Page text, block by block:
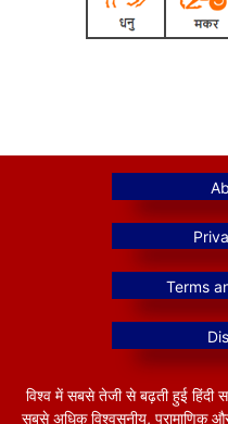
विश्व में सबसे तेजी से बढ़ती हुई हिंदी
सबसे अधिक विश्वसनीय, प्रामाणिक